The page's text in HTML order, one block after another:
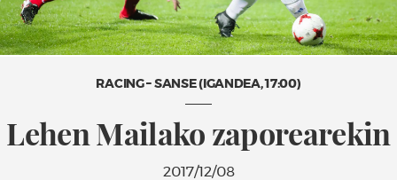
RACING – SANSE (IGANDEA, 17:00)
Lehen Mailako zaporearekin
2017/12/08